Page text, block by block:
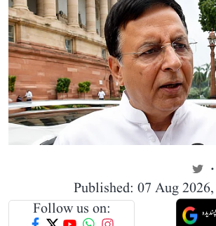
Published: 07 Aug
Follow us on: